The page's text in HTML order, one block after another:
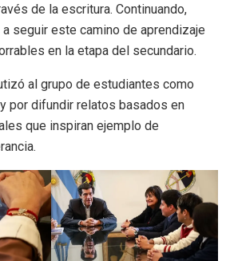
de la escritura. Continuando,
seguir este camino de aprendizaje
en la etapa del secundario.
al grupo de estudiantes como
por difundir relatos basados en
que inspiran ejemplo de